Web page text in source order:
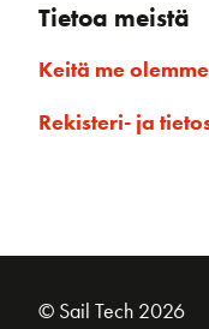
Tietoa meistä
Keitä me olemme
Rekisteri- ja
© Sail Tech 2026